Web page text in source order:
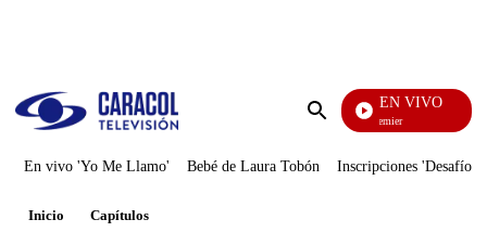
Enviar
EN VIVO
Noches De Premier
En vivo 'Yo Me Llamo' Bebé de Laura Tobón Inscripciones 'Desafío'
Inicio Capítulos